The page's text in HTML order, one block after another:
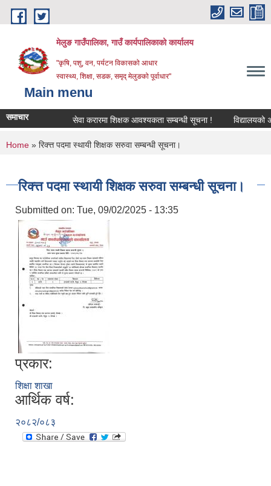
Skip to main content
मेलुङ गाउँपालिका, गाउँ कार्यपालिकाको कार्यालय
"कृषि, पशु, वन, पर्यटन विकासको आधार
स्वास्थ्य, शिक्षा, सडक, समृद् मेलुङको पूर्वाधार"
Main menu
समाचार सेवा करारमा शिक्षक आवश्‍यकता सम्बन्धी सूचना ! विद्यालयको
You are here
Home » रिक्त्त पदमा स्थायी शिक्षक सरुवा सम्बन्धी सूचना।
रिक्त्त पदमा स्थायी शिक्षक सरुवा सम्बन्धी सूचना।
Submitted on: Tue, 09/02/2025 - 13:35
प्रकार:
शिक्षा शाखा
आर्थिक वर्ष:
२०८२/०८३